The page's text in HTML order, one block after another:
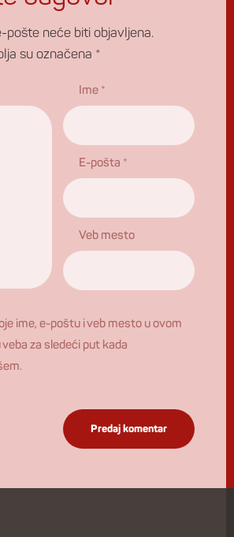
pošte neće biti objavljena.
su označena *
Ime *
E-pošta *
Veb mesto
ime, e-poštu i veb mesto u ovom
veba za sledeći put kada